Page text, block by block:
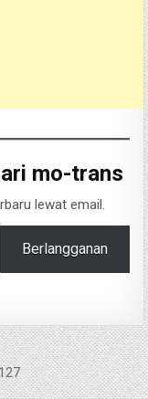
mo-trans
lewat email.
Berlangganan